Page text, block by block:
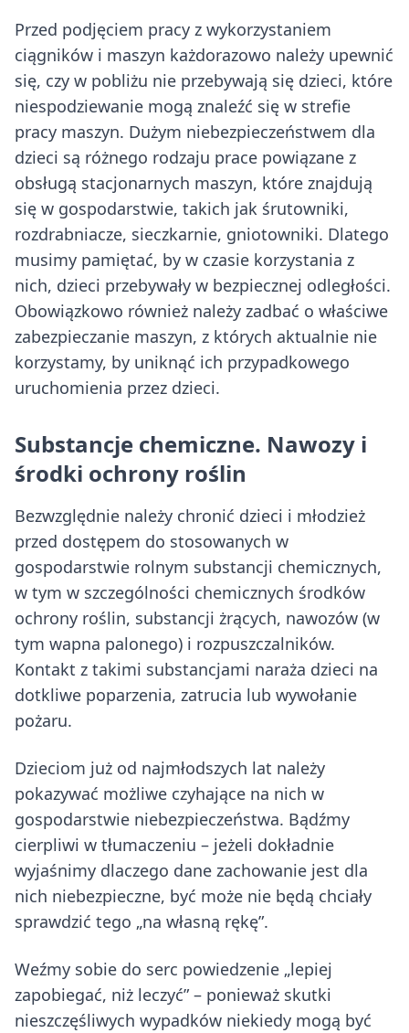
Przed podjęciem pracy z wykorzystaniem
ciągników i maszyn każdorazowo należy upewnić
się, czy w pobliżu nie przebywają się dzieci, które
niespodziewanie mogą znaleźć się w strefie
pracy maszyn. Dużym niebezpieczeństwem dla
dzieci są różnego rodzaju prace powiązane z
obsługą stacjonarnych maszyn, które znajdują
się w gospodarstwie, takich jak śrutowniki,
rozdrabniacze, sieczkarnie, gniotowniki. Dlatego
musimy pamiętać, by w czasie korzystania z
nich, dzieci przebywały w bezpiecznej odległości.
Obowiązkowo również należy zadbać o właściwe
zabezpieczanie maszyn, z których aktualnie nie
korzystamy, by uniknąć ich przypadkowego
uruchomienia przez dzieci.
Substancje chemiczne. Nawozy i
środki ochrony roślin
Bezwzględnie należy chronić dzieci i młodzież
przed dostępem do stosowanych w
gospodarstwie rolnym substancji chemicznych,
w tym w szczególności chemicznych środków
ochrony roślin, substancji żrących, nawozów (w
tym wapna palonego) i rozpuszczalników.
Kontakt z takimi substancjami naraża dzieci na
dotkliwe poparzenia, zatrucia lub wywołanie
pożaru.
Dzieciom już od najmłodszych lat należy
pokazywać możliwe czyhające na nich w
gospodarstwie niebezpieczeństwa. Bądźmy
cierpliwi w tłumaczeniu – jeżeli dokładnie
wyjaśnimy dlaczego dane zachowanie jest dla
nich niebezpieczne, być może nie będą chciały
sprawdzić tego „na własną rękę”.
Weźmy sobie do serc powiedzenie „lepiej
zapobiegać, niż leczyć” – ponieważ skutki
nieszczęśliwych wypadków niekiedy mogą być